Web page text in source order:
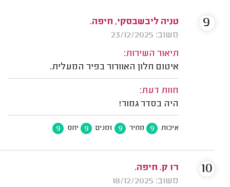
טניה ליבשבסקי, חיפה.
משוב: 23/12/2025
תיאור השירות:
איטום חלון האוורור בפיר המעלית.
חוות דעת:
היה בסדר גמור!
איכות 9 מחיר 9 זמנים 9 יחס 9
9
רו ק. חיפה.
משוב: 18/12/2025
10